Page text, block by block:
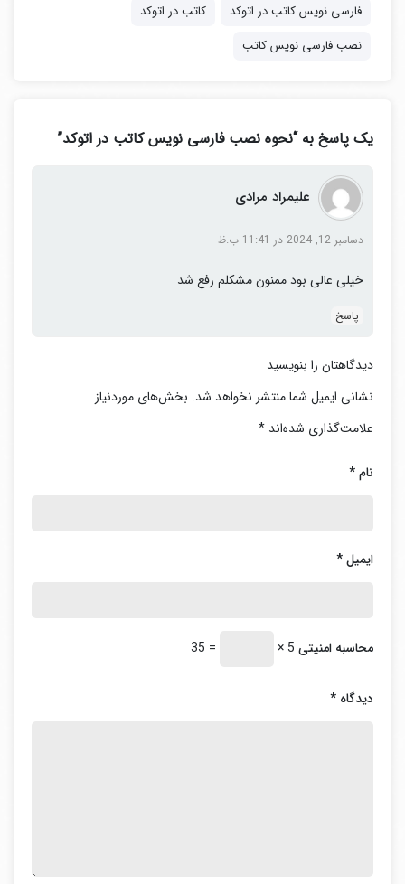
نصب فارسی نویس کاتب در اتوکد: فایل ها را کپی کنید
پس از کپی کردن فایل ها در پوشه اتوکد ، نرم افزار را اجرا کنید
و دراتوکدهای ورژن بالااز مسیر زیر برنامه کاتب را فراخوانی و
فعال کنید
اتوکدهای ورژن پایین
هم لازم است نرم افزار اتوکد را باز
Kateb.lsp
فارسی نویس کاتب در اتوکد
کاتب در اتوکد
نصب فارسی نویس کاتب
یک پاسخ به “نحوه نصب فارسی نویس کاتب در اتوکد”
علیمراد مرادی
دسامبر 12, 2024 در 11:41 ب.ظ
خیلی عالی بود ممنون مشکلم رفع شد
پاسخ
دیدگاهتان را بنویسید
نشانی ایمیل شما منتشر نخواهد شد. بخش‌های موردنیاز
علامت‌گذاری شده‌اند *
نام*
ایمیل*
محاسبه امنیتی 5 ×
= 35
دیدگاه *